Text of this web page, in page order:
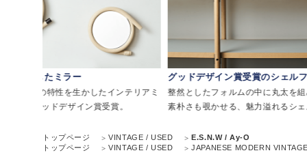
グッドデザイン賞受賞のシェルフ
整然としたフォルムの中に丸太を組み上げたような
素朴さも覗かせる、魅力溢れるシェルフです。
日本の風景を
古来から日本の
がモチーフ。日
トップページ VINTAGE / USED
E.S.N.W / Ay-O
トップページ
VINTAGE / USED
JAPANESE MODERN